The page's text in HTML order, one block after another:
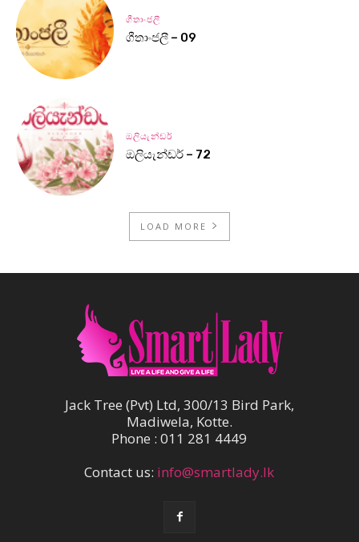
ගීතාංජලී
ගීතාංජලී – 09
ඔලියැන්ඩර්
ඔලියැන්ඩර් – 72
LOAD MORE
Jack Tree (Pvt) Ltd, 300/13 Bird Park,
Madiwela, Kotte.
Phone : 011 281 4449
Contact us: info@smartlady.lk